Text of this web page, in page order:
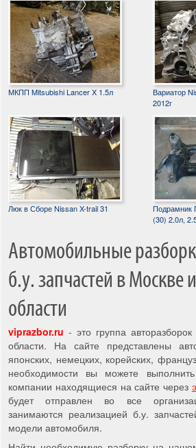
МКПП Mitsubishi Lancer X 1.5л
Вариатор
2012г
Люк в Сборе Nissan X-trail 31
Подрамник
(30) 2.0л,
Автомобильные
б.у. запчастей в Москве
области
viprazbor.ru - это группа
области. На сайте представлены
японских, немецких, корейских,
необходимости вы можете
компании находящиеся на сайте через
будет отправлен во все
занимаются реализацией б.у.
модели автомобиля.